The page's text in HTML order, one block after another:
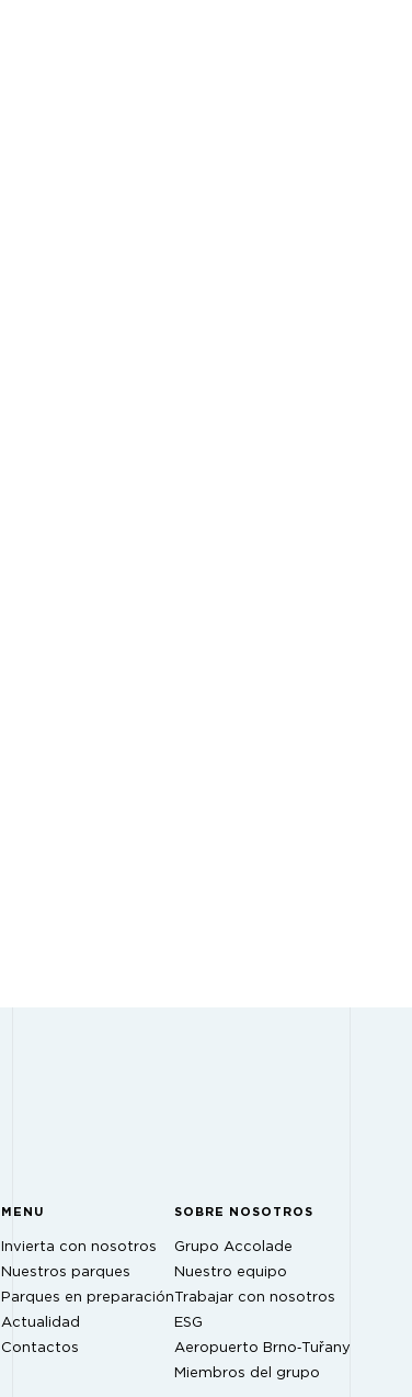
MENU
Invierta con nosotros
Nuestros parques
Parques en preparación
Actualidad
Contactos
SOBRE NOSOTROS
Grupo Accolade
Nuestro equipo
Trabajar con nosotros
ESG
Aeropuerto Brno‑Tuřany
Miembros del grupo